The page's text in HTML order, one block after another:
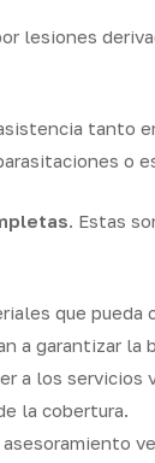
lesiones
tanto
o
. Estas
que pueda
a garantizar la
a los
la cobertura.